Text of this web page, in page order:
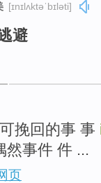
[ɪnɪlʌktəˈbɪləti]
避
挽回的事 事
然事件 件 ...
页